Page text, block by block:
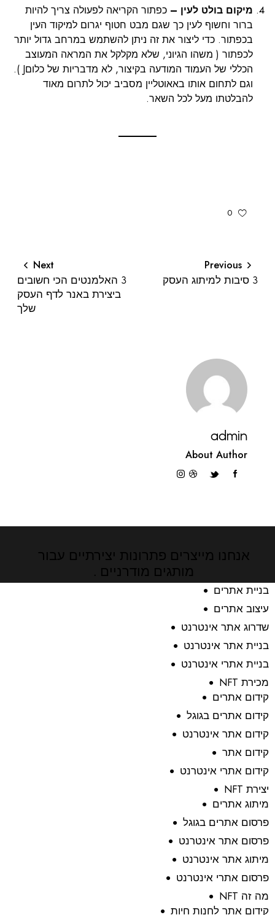
מיקום בולט לעין – כפתור הקריאה לפעולה צריך להיות
ברור וחשוף לעין כך שגם מבט חטוף יגרום למיקוד העין
בכפתור. כדי ליצור את זה ניתן להשתמש במרחב גדול יותר
לכפתור ( משהו הגיוני, שלא מקלקל את המראה המעוצב
הכללי של העמוד המודעה בקיצור, לא מדבריות של כלוםJ ).
וגם לתחום אותו באאוטליין מסביב יכול לתרום מאוד
להבלטתו מעל לכל השאר.
0
Previous
3 סיבות למיתוג העסק
Next
3 האלמנטים הכי חשובים
ביצירת באנר לדף העסק
שלך
admin
About Author
אנחנו מייצרים פתרונות יצירתיים עבור
מותגים מודרניים .
בניית אתרים
עיצוב אתרים
שדרוג אתר אינטרנט
בניית אתר אינטרנט
בניית אתרי אינטרנט
מכירת NFT
קידום אתרים
קידום אתרים בגוגל
קידום אתר אינטרנט
קידום אתר
קידום אתרי אינטרנט
יצירת NFT
מיתוג אתרים
פרסום אתרים בגוגל
פרסום אתר אינטרנט
מיתוג אתר אינטרנט
פרסום אתרי אינטרנט
מה זה NFT
קידום אתר לחנות חיות